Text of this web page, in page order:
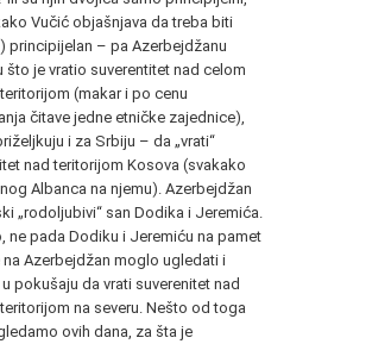
Vučić objašnjava da treba biti
principijelan – pa Azerbejdžanu
što je vratio suverentitet nad celom
(makar i po cenu
čitave jedne etničke zajednice),
i za Srbiju – da „vrati“
nad teritorijom Kosova (svakako
Albanca na njemu). Azerbejdžan
„rodoljubivi“ san Dodika i Jeremića.
ne pada Dodiku i Jeremiću na pamet
na Azerbejdžan moglo ugledati i
pokušaju da vrati suverenitet nad
na severu. Nešto od toga
ovih dana, za šta je